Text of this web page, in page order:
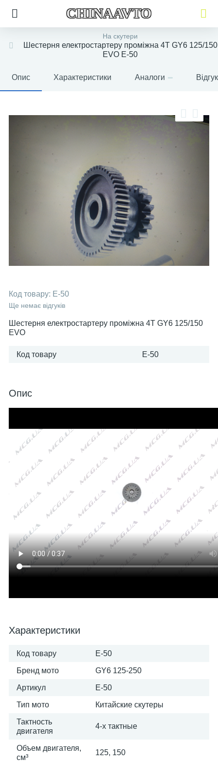
CHINAAVTO
На скутери
Шестерня електростартеру проміжна 4T GY6 125/150
EVO E-50
Опис Характеристики Аналоги
Код товару: E-50
Ще немає відгуків
Шестерня електростартеру проміжна 4T GY6 125/150
EVO
Код товару E-50
Опис
Характеристики
Код товару E-50
Бренд мото GY6 125-250
Артикул E-50
Тип мото Китайские скутеры
Тактность
двигателя
4-х тактные
Объем двигателя,
см³
125, 150